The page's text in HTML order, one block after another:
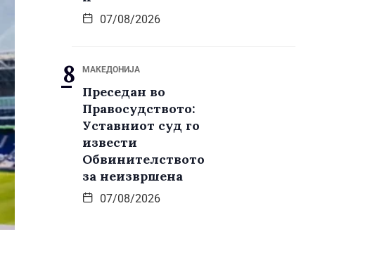
07/08/2026
МАКЕДОНИЈА
Преседан во
Правосудството:
Уставниот суд го
извести
Обвинителството
за неизвршена
07/08/2026